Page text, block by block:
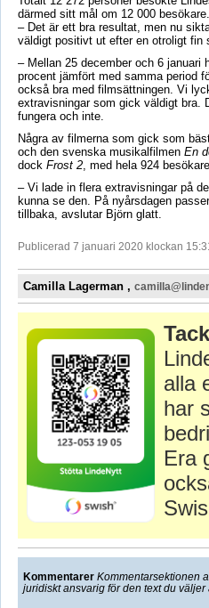
därmed sitt mål om 12 000 besökare.
– Det är ett bra resultat, men nu
väldigt positivt ut efter en otroligt fin
– Mellan 25 december och 6 januari
procent jämfört med samma period
också bra med filmsättningen. Vi
extravisningar som gick väldigt bra.
fungera och inte.
Några av filmerna som gick som
och den svenska musikalfilmen En
dock Frost 2, med hela 924
– Vi lade in flera extravisningar på
kunna se den. På nyårsdagen
tillbaka, avslutar Björn glatt.
Publicerad 7 januari 2020 klockan
Camilla Lagerman ,
alla
har
Era
Kommentarer Kommentarsektionen
juridiskt ansvarig för den text du väljer